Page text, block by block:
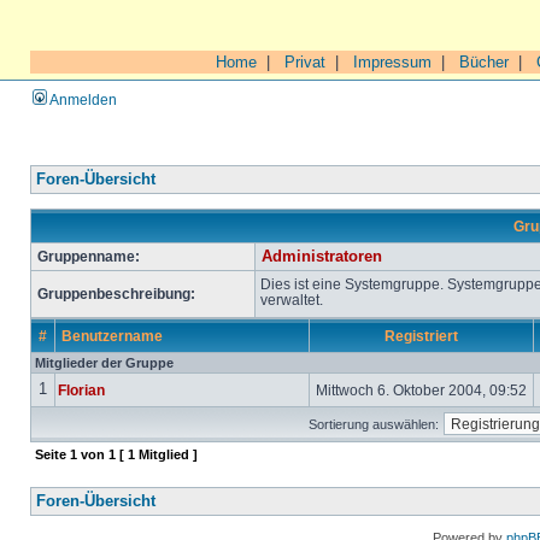
Home Privat Impressum Bücher|
Anmelden
Foren-Übersicht
Gruppenname:
Administratoren
Gruppenbeschreibung:
Dies ist eine Systemgruppe.
verwaltet.
# Benutzername Registriert
Mitglieder der Gruppe
1 Florian Mittwoch 6. Oktober 2004, 09:52
Sortierung auswählen:
Seite 1 von 1 [ 1 Mitglied ]
Foren-Übersicht